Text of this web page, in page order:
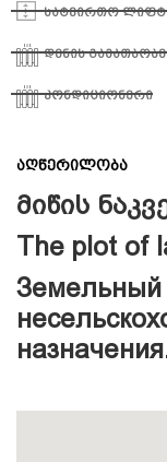
სატვირთო
დენის
კონდიციონერი
აღწერილობა
მიწის
The plot of
Земельный